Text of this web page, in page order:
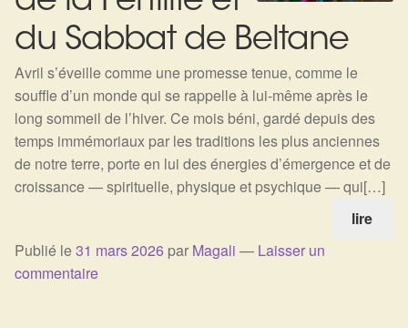
du Sabbat de Beltane
Avril s’éveille comme une promesse tenue, comme le
souffle d’un monde qui se rappelle à lui-même après le
long sommeil de l’hiver. Ce mois béni, gardé depuis des
temps immémoriaux par les traditions les plus anciennes
de notre terre, porte en lui des énergies d’émergence et de
croissance — spirituelle, physique et psychique — qui[…]
lire
Publié le31 mars 2026 par Magali — Laisser un
commentaire